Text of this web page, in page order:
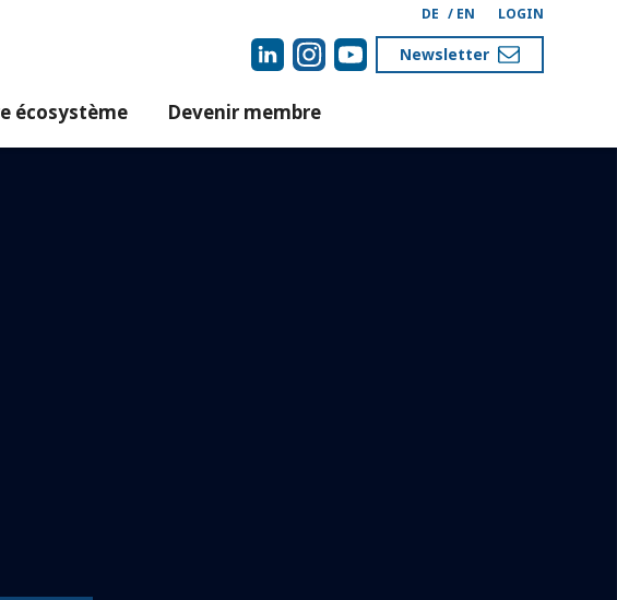
DE / EN LOGIN
Newsletter
écosystème Devenir membre